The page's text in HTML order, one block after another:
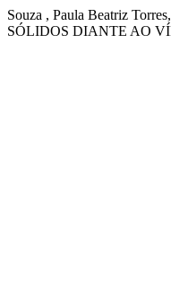
Souza , Paula Beatriz
SÓLIDOS DIANTE AO